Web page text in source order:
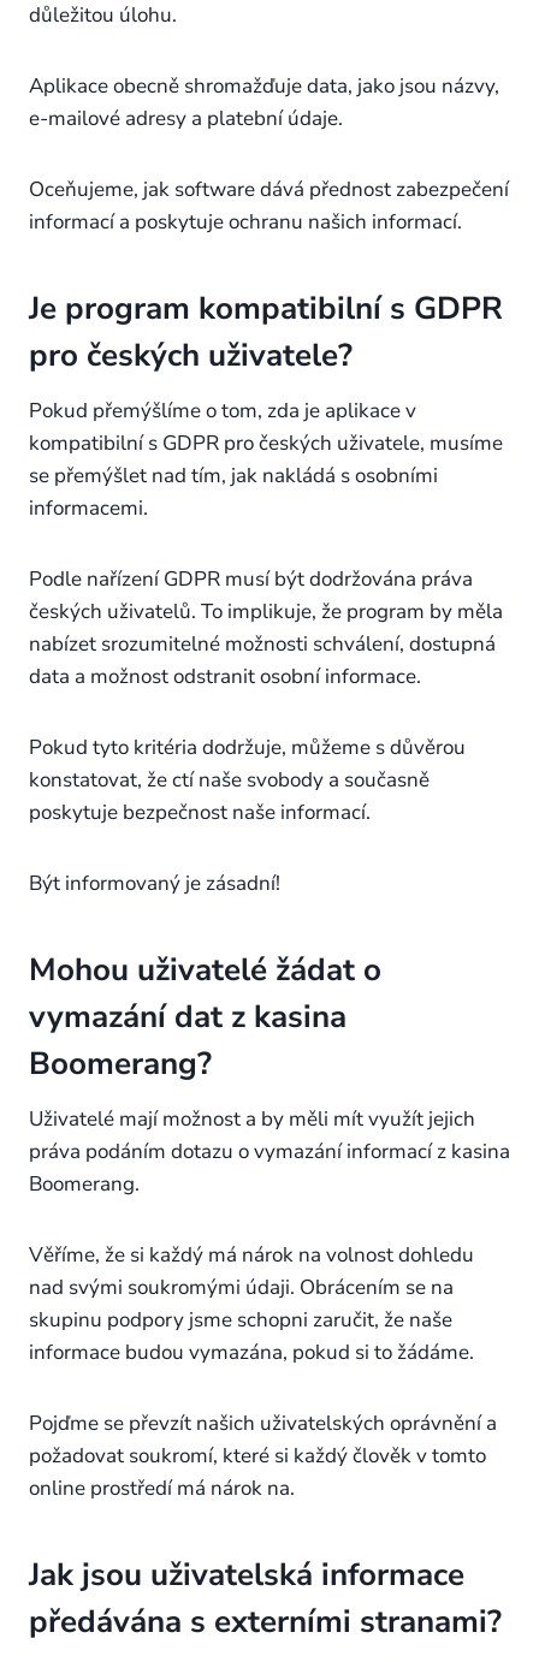
důležitou úlohu.
Aplikace obecně shromažďuje data, jako jsou názvy,
e-mailové adresy a platební údaje.
Oceňujeme, jak software dává přednost zabezpečení
informací a poskytuje ochranu našich informací.
Je program kompatibilní s GDPR
pro českých uživatele?
Pokud přemýšlíme o tom, zda je aplikace v
kompatibilní s GDPR pro českých uživatele, musíme
se přemýšlet nad tím, jak nakládá s osobními
informacemi.
Podle nařízení GDPR musí být dodržována práva
českých uživatelů. To implikuje, že program by měla
nabízet srozumitelné možnosti schválení, dostupná
data a možnost odstranit osobní informace.
Pokud tyto kritéria dodržuje, můžeme s důvěrou
konstatovat, že ctí naše svobody a současně
poskytuje bezpečnost naše informací.
Být informovaný je zásadní!
Mohou uživatelé žádat o
vymazání dat z kasina
Boomerang?
Uživatelé mají možnost a by měli mít využít jejich
práva podáním dotazu o vymazání informací z kasina
Boomerang.
Věříme, že si každý má nárok na volnost dohledu
nad svými soukromými údaji. Obrácením se na
skupinu podpory jsme schopni zaručit, že naše
informace budou vymazána, pokud si to žádáme.
Pojďme se převzít našich uživatelských oprávnění a
požadovat soukromí, které si každý člověk v tomto
online prostředí má nárok na.
Jak jsou uživatelská informace
předávána s externími stranami?